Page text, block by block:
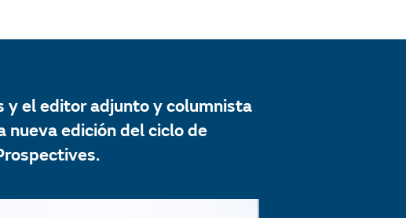
y el editor adjunto y columnista
nueva edición del ciclo de